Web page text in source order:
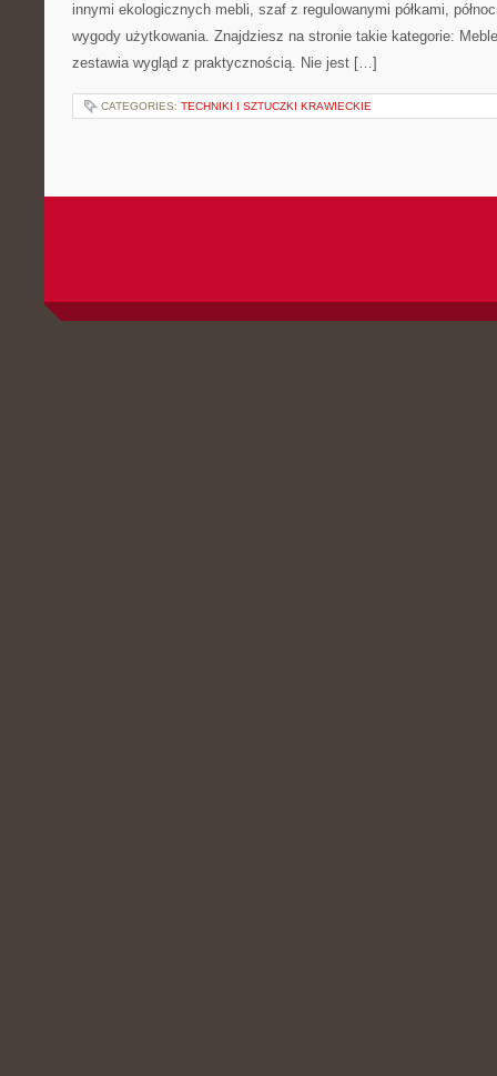
innymi ekologicznych mebli, szaf z regulowanymi półkami,
wygody użytkowania. Znajdziesz na stronie takie kategorie:
zestawia wygląd z praktycznością. Nie jest […]
CATEGORIES: TECHNIKI I SZTUCZKI KRAWIECKIE